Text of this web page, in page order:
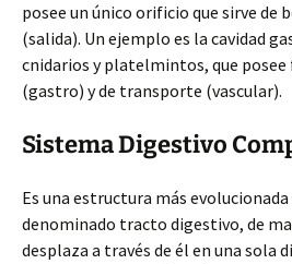
posee un único orificio que sirve de
(salida). Un ejemplo es la cavidad
cnidarios y platelmintos, que posee
(gastro) y de transporte (vascular).
Sistema Digestivo
Es una estructura más
denominado tracto digestivo, de
desplaza a través de él en una sola